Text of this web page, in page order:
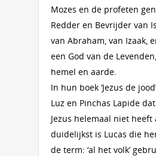
Mozes en de profeten
Redder en Bevrijder van
van Abraham, van Izaak,
een God van de
hemel en aarde.
In hun boek ‘Jezus de
Luz en Pinchas Lapide
Jezus helemaal niet heeft
duidelijkst is Lucas die
de term: ‘al het volk’